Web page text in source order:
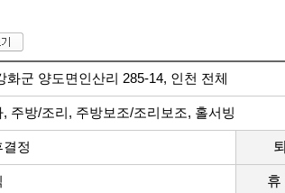
화군 양도면인산리 285-14, 인천 전체
, 주방/조리, 주방보조/조리보조, 홀서빙
결정